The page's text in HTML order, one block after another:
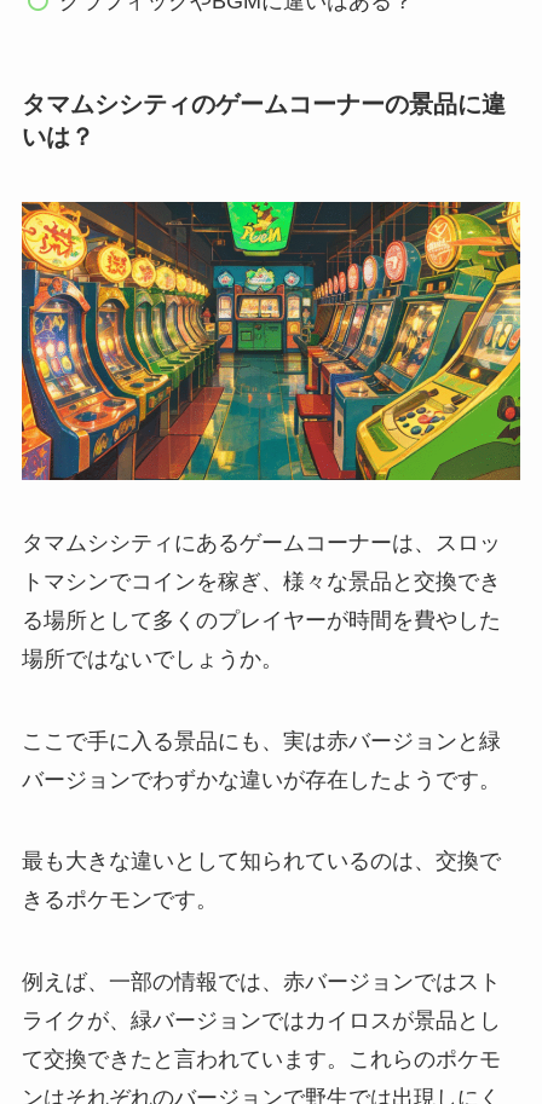
タマムシシティのゲームコーナーの景品に違
いは？
タマムシシティにあるゲームコーナーは、スロッ
トマシンでコインを稼ぎ、様々な景品と交換でき
る場所として多くのプレイヤーが時間を費やした
場所ではないでしょうか。
ここで手に入る景品にも、実は赤バージョンと緑
バージョンでわずかな違いが存在したようです。
最も大きな違いとして知られているのは、交換で
きるポケモンです。
例えば、一部の情報では、赤バージョンではスト
ライクが、緑バージョンではカイロスが景品とし
て交換できたと言われています。これらのポケモ
ンはそれぞれのバージョンで野生では出現しにく